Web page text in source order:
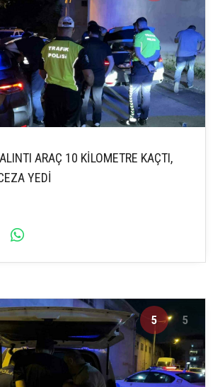
ARAÇ 10 KİLOMETRE KAÇTI,
YEDİ
5 5